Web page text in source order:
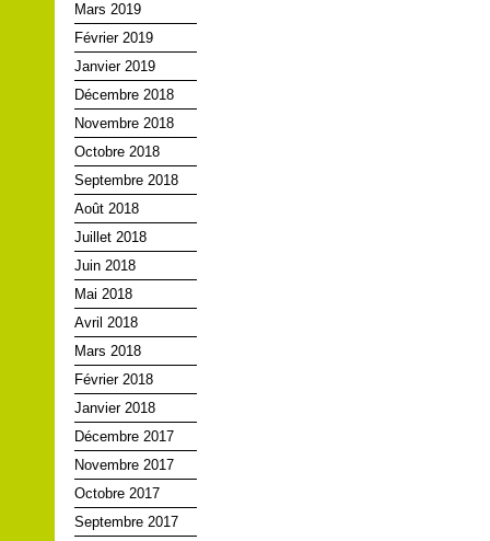
Mars 2019
Février 2019
Janvier 2019
Décembre 2018
Novembre 2018
Octobre 2018
Septembre 2018
Août 2018
Juillet 2018
Juin 2018
Mai 2018
Avril 2018
Mars 2018
Février 2018
Janvier 2018
Décembre 2017
Novembre 2017
Octobre 2017
Septembre 2017